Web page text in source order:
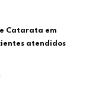
Catarata em
atendidos